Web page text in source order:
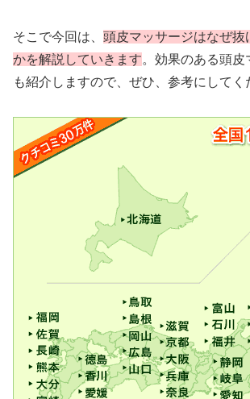
そこで今回は、 頭皮マッサージはなぜ抜
かを解説していきます。効果のある頭
も紹介しますので、ぜひ、参考にしてく